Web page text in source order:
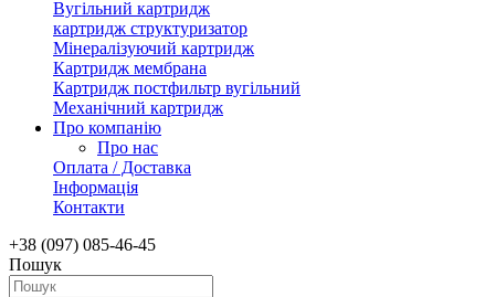
Вугільний картридж
картридж структуризатор
Мінералізуючий картридж
Картридж мембрана
Картридж постфильтр вугільний
Механічний картридж
Про компанію
Про нас
Оплата / Доставка
Інформація
Контакти
+38 (097) 085-46-45
Пошук